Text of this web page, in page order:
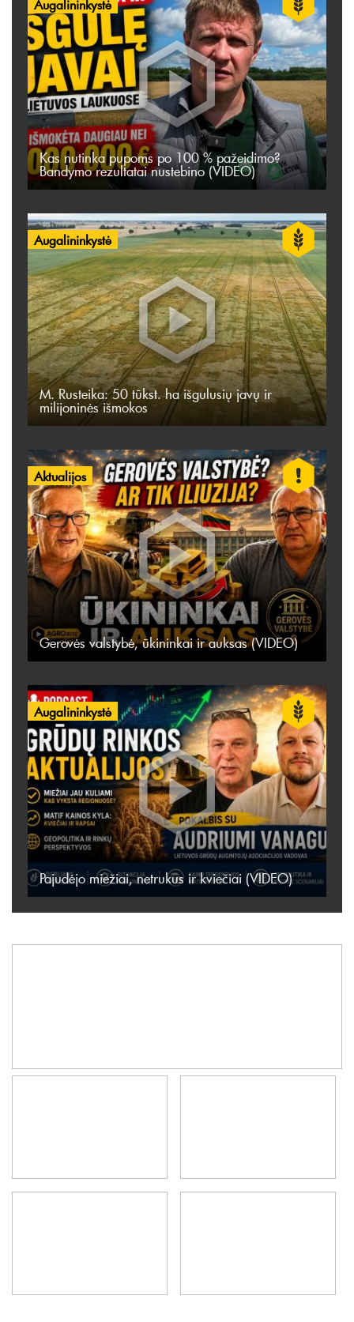
Augalininkystė
Kas nutinka pupoms po 100 % pažeidimo?
Bandymo rezultatai nustebino (VIDEO)
Augalininkystė
M. Rusteika: 50 tūkst. ha išgulusių javų ir
milijoninės išmokos
Aktualijos
Gerovės valstybė, ūkininkai ir auksas (VIDEO)
Augalininkystė
Pajudėjo miežiai, netrukus ir kviečiai (VIDEO)